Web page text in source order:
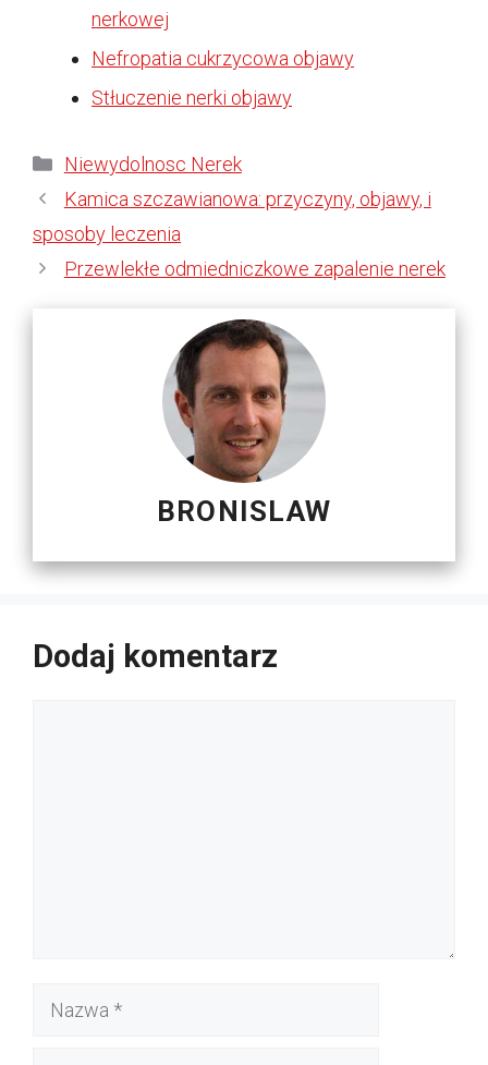
nerkowej
Nefropatia cukrzycowa objawy
Stłuczenie nerki objawy
Kategorie
Niewydolnosc Nerek
Kamica szczawianowa: przyczyny, objawy, i
sposoby leczenia
Przewlekłe odmiedniczkowe zapalenie nerek
BRONISLAW
Dodaj komentarz
Nazwa